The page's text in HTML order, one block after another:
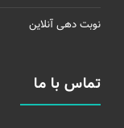
نوبت دهی آنلاین
تماس با ما